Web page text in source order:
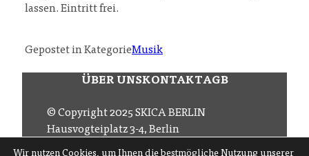
lassen. Eintritt frei.
Gepostet in KategorieMusik
Wir nutzen Cookies, um Ihnen die bestmögliche Nutzung unserer
ÜBER UNSKONTAKTAGB
© Copyright 2025 SKICA BERLIN
Hausvogteiplatz 3-4, Berlin